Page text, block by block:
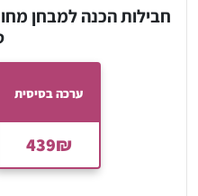
חבילות הכנה למבחן
ערכה בסיסית
‏439₪